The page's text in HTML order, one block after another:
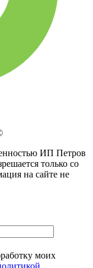
ИП Петров
только со
на сайте не
моих